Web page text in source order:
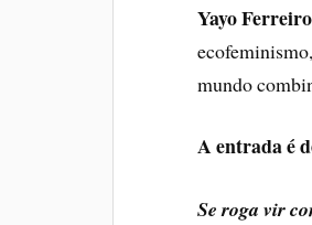
Yayo Ferreiro
mundo
A entrada é
Se roga vir